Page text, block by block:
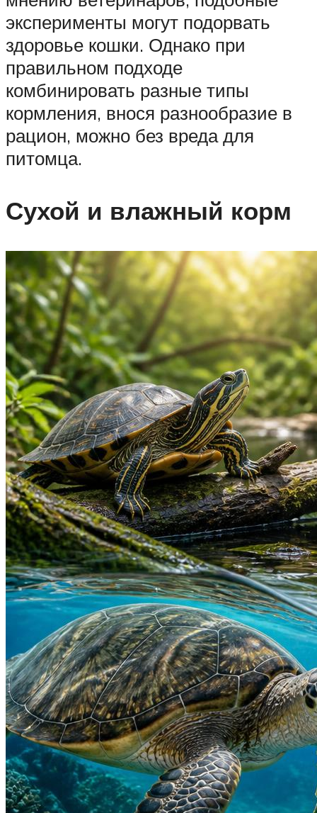
эксперименты могут подорвать
здоровье кошки. Однако при
правильном подходе
комбинировать разные типы
кормления, внося разнообразие в
рацион, можно без вреда для
питомца.
Сухой и влажный корм